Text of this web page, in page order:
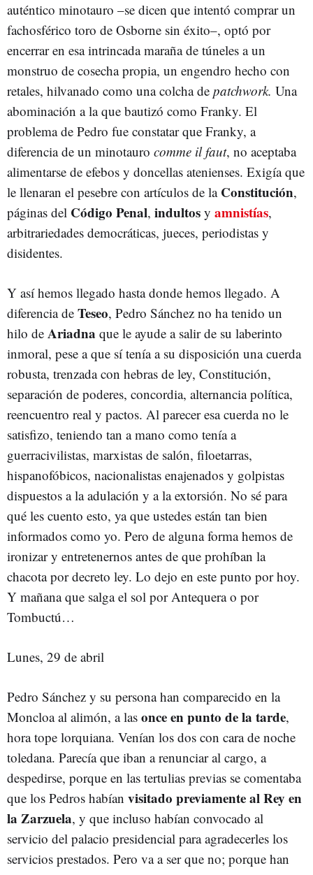
auténtico minotauro –se dicen que intentó comprar un
fachosférico toro de Osborne sin éxito–, optó por
encerrar en esa intrincada maraña de túneles a un
monstruo de cosecha propia, un engendro hecho con
retales, hilvanado como una colcha de patchwork. Una
abominación a la que bautizó como Franky. El
problema de Pedro fue constatar que Franky, a
diferencia de un minotauro comme il faut, no aceptaba
alimentarse de efebos y doncellas atenienses. Exigía que
le llenaran el pesebre con artículos de la Constitución,
páginas del Código Penal, indultos y amnistías,
arbitrariedades democráticas, jueces, periodistas y
disidentes.
Y así hemos llegado hasta donde hemos llegado. A
diferencia de Teseo, Pedro Sánchez no ha tenido un
hilo de Ariadna que le ayude a salir de su laberinto
inmoral, pese a que sí tenía a su disposición una cuerda
robusta, trenzada con hebras de ley, Constitución,
separación de poderes, concordia, alternancia política,
reencuentro real y pactos. Al parecer esa cuerda no le
satisfizo, teniendo tan a mano como tenía a
guerracivilistas, marxistas de salón, filoetarras,
hispanofóbicos, nacionalistas enajenados y golpistas
dispuestos a la adulación y a la extorsión. No sé para
qué les cuento esto, ya que ustedes están tan bien
informados como yo. Pero de alguna forma hemos de
ironizar y entretenernos antes de que prohíban la
chacota por decreto ley. Lo dejo en este punto por hoy.
Y mañana que salga el sol por Antequera o por
Tombuctú…
Lunes, 29 de abril
Pedro Sánchez y su persona han comparecido en la
Moncloa al alimón, a las once en punto de la tarde,
hora tope lorquiana. Venían los dos con cara de noche
toledana. Parecía que iban a renunciar al cargo, a
despedirse, porque en las tertulias previas se comentaba
que los Pedros habían visitado previamente al Rey en
la Zarzuela, y que incluso habían convocado al
servicio del palacio presidencial para agradecerles los
servicios prestados. Pero va a ser que no; porque han